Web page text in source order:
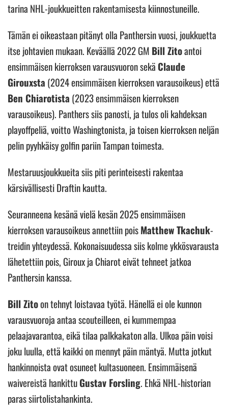
tarina NHL-joukkueitten rakentamisesta kiinnostuneille.
Tämän ei oikeastaan pitänyt olla Panthersin vuosi, joukkuetta
itse johtavien mukaan. Keväällä 2022 GM Bill Zitoantoi
ensimmäisen kierroksen varausvuoron sekä Claude
Girouxsta (2024 ensimmäisen kierroksen varausoikeus) että
Ben Chiarotista (2023 ensimmäisen kierroksen
varausoikeus). Panthers siis panosti, ja tulos oli kahdeksan
playoffpeliä, voitto Washingtonista, ja toisen kierroksen neljän
pelin pyyhkäisy golfin pariin Tampan toimesta.
Mestaruusjoukkueita siis piti perinteisesti rakentaa
kärsivällisesti Draftin kautta.
Seuranneena kesänä vielä kesän 2025 ensimmäisen
kierroksen varausoikeus annettiin poisMatthew Tkachuk-
treidin yhteydessä. Kokonaisuudessa siis kolme ykkösvarausta
lähetettiin pois, Giroux ja Chiarot eivät tehneet jatkoa
Panthersin kanssa.
Bill Zitoon tehnyt loistavaa työtä. Hänellä ei ole kunnon
varausvuoroja antaa scouteilleen, ei kummempaa
pelaajavarantoa, eikä tilaa palkkakaton alla. Ulkoa päin voisi
joku luulla, että kaikki on mennyt päin mäntyä. Mutta jotkut
hankinnoista ovat osuneet kultasuoneen. Ensimmäisenä
waivereistä hankittuGustav Forsling. Ehkä NHL-historian
paras siirtolistahankinta.